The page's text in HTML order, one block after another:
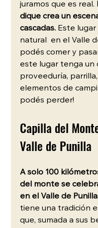
juramos que es real.
dique crea un
cascadas. Este
natural  en el Valle
podés comer y
este lugar tenga un
proveeduría,
elementos de
podés perder!
Capilla del
Valle de Punilla
A solo 100
del monte se
en el Valle de
tiene una tradición
que, sumada a sus